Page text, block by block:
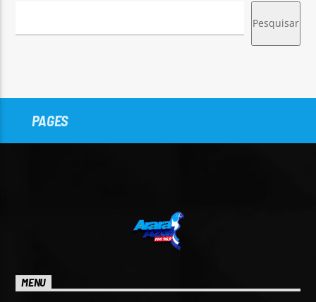
Pesquisar
PAGES
MENU